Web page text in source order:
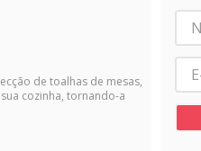
de toalhas de mesas,
cozinha, tornando-a